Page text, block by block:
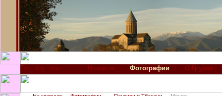
Новости Фотографии О Грузии